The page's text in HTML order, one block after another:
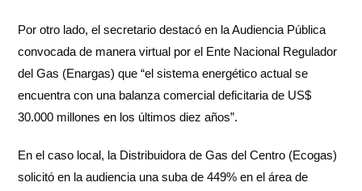
Por otro lado, el secretario destacó en la Audiencia Pública
convocada de manera virtual por el Ente Nacional Regulador
del Gas (Enargas) que “el sistema energético actual se
encuentra con una balanza comercial deficitaria de US$
30.000 millones en los últimos diez años”.
En el caso local, la Distribuidora de Gas del Centro (Ecogas)
solicitó en la audiencia una suba de 449% en el área de